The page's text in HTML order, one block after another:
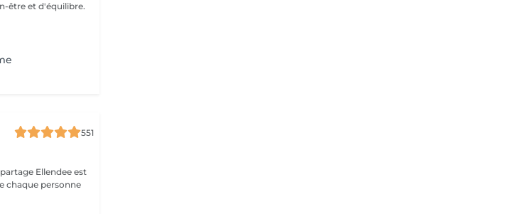
être et d'équilibre.
551
est
chaque personne